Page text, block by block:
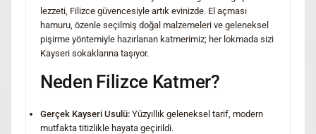
lezzeti, Filizce güvencesiyle artık evinizde. El açması
hamuru, özenle seçilmiş doğal malzemeleri ve geleneksel
pişirme yöntemiyle hazırlanan katmerimiz; her lokmada sizi
Kayseri sokaklarına taşıyor.
Neden Filizce Katmer?
Gerçek Kayseri Usulü: Yüzyıllık geleneksel tarif, modern
mutfakta titizlikle hayata geçirildi.